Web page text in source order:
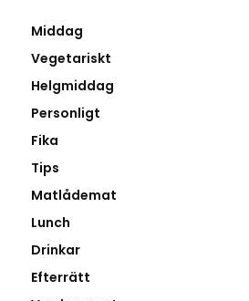
Middag
Vegetariskt
Helgmiddag
Personligt
Fika
Tips
Matlådemat
Lunch
Drinkar
Efterrätt